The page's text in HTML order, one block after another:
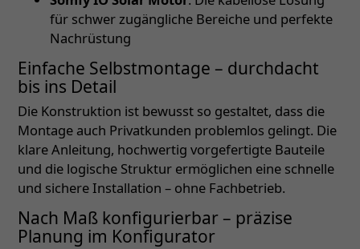
für schwer zugängliche Bereiche und perfekte
Nachrüstung
Einfache Selbstmontage – durchdacht
bis ins Detail
Die Konstruktion ist bewusst so gestaltet, dass die
Montage auch Privatkunden problemlos gelingt. Die
klare Anleitung, hochwertig vorgefertigte Bauteile
und die logische Struktur ermöglichen eine schnelle
und sichere Installation – ohne Fachbetrieb.
Nach Maß konfigurierbar – präzise
Planung im Konfigurator